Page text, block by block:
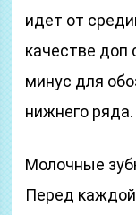
идет от
качестве доп
минус для
нижнего ряда.
Молочные
Перед